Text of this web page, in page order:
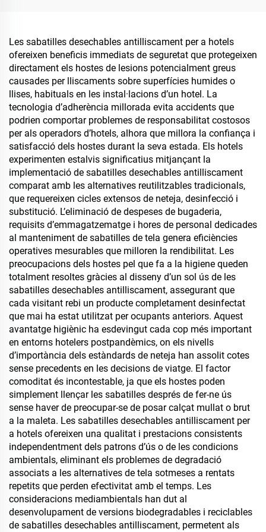
Les sabatilles desechables antilliscament per a hotels
ofereixen beneficis immediats de seguretat que protegeixen
directament els hostes de lesions potencialment greus
causades per lliscaments sobre superfícies humides o
llises, habituals en les instal·lacions d’un hotel. La
tecnologia d’adherència millorada evita accidents que
podrien comportar problemes de responsabilitat costosos
per als operadors d’hotels, alhora que millora la confiança i
satisfacció dels hostes durant la seva estada. Els hotels
experimenten estalvis significatius mitjançant la
implementació de sabatilles desechables antilliscament
comparat amb les alternatives reutilitzables tradicionals,
que requereixen cicles extensos de neteja, desinfecció i
substitució. L’eliminació de despeses de bugaderia,
requisits d’emmagatzematge i hores de personal dedicades
al manteniment de sabatilles de tela genera eficiències
operatives mesurables que milloren la rendibilitat. Les
preocupacions dels hostes pel que fa a la higiene queden
totalment resoltes gràcies al disseny d’un sol ús de les
sabatilles desechables antilliscament, assegurant que
cada visitant rebi un producte completament desinfectat
que mai ha estat utilitzat per ocupants anteriors. Aquest
avantatge higiènic ha esdevingut cada cop més important
en entorns hotelers postpandèmics, on els nivells
d’importància dels estàndards de neteja han assolit cotes
sense precedents en les decisions de viatge. El factor
comoditat és incontestable, ja que els hostes poden
simplement llençar les sabatilles després de fer-ne ús
sense haver de preocupar-se de posar calçat mullat o brut
a la maleta. Les sabatilles desechables antilliscament per
a hotels ofereixen una qualitat i prestacions consistents
independentment dels patrons d’ús o de les condicions
ambientals, eliminant els problemes de degradació
associats a les alternatives de tela sotmeses a rentats
repetits que perden efectivitat amb el temps. Les
consideracions mediambientals han dut al
desenvolupament de versions biodegradables i reciclables
de sabatilles desechables antilliscament, permetent als